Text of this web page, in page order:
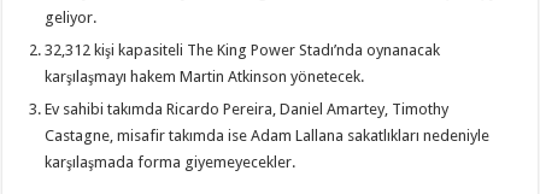
geliyor.
32,312 kişi kapasiteli The King Power Stadı’nda oynanacak
karşılaşmayı hakem Martin Atkinson yönetecek.
Ev sahibi takımda Ricardo Pereira, Daniel Amartey, Timothy
Castagne, misafir takımda ise Adam Lallana sakatlıkları nedeniyle
karşılaşmada forma giyemeyecekler.